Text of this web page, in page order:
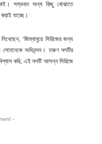
সম্ভবত অন্য কিছু বোঝাতে
যাচ্ছে।
‘জিম্বাবুয়ে সিরিজের জন্য
সোহানকে অভিনন্দন। তরুণ দলটির
করি, এই দলটি আসন্ন সিরিজে
-